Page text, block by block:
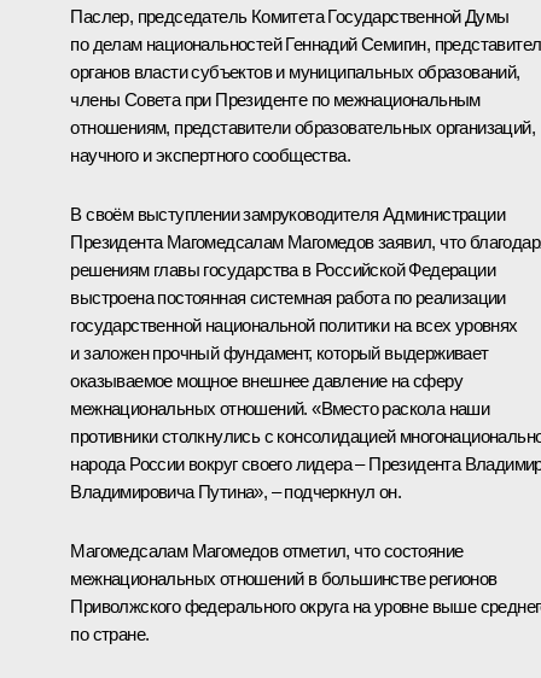
Паслер, председатель Комитета Государственной Думы
по делам национальностей Геннадий Семигин,
органов власти субъектов и муниципальных образований,
члены Совета при Президенте по межнациональным
отношениям, представители образовательных организаций,
научного и экспертного сообщества.
В своём выступлении замруководителя Администрации
Президента Магомедсалам Магомедовзаявил, что
решениям главы государства в Российской Федерации
выстроена постоянная системная работа по реализации
государственной национальной политики на всех уровнях
и заложен прочный фундамент, который выдерживает
оказываемое мощное внешнее давление на сферу
межнациональных отношений. «Вместо раскола наши
противники столкнулись с консолидацией
народа России вокруг своего лидера – Президента
Владимировича Путина», – подчеркнул он.
Магомедсалам Магомедов отметил, что состояние
межнациональных отношений в большинстве регионов
Приволжского федерального округа на уровне выше
по стране.